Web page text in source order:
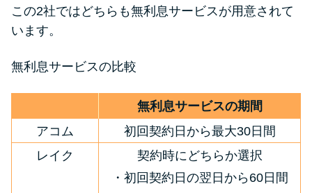
この2社ではどちらも無利息サービスが用意されて
います。
無利息サービスの比較
無利息サービスの期間
アコム
初回契約日から最大30日間
レイク
契約時にどちらか選択
・初回契約日の翌日から60日間